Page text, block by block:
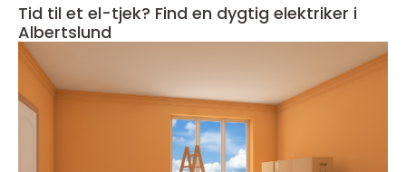
Tid til et el-tjek? Find en dygtig elektriker i
Albertslund